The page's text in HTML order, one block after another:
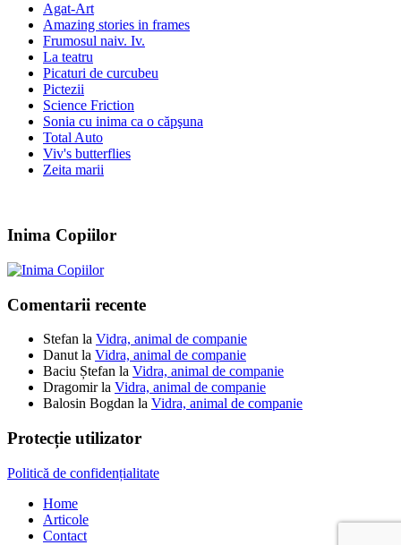
Agat-Art
Amazing stories in frames
Frumosul naiv. Iv.
La teatru
Picaturi de curcubeu
Pictezii
Science Friction
Sonia cu inima ca o căpşuna
Total Auto
Viv's butterflies
Zeita marii
Inima Copiilor
Comentarii recente
Stefan la Vidra, animal de companie
Danut la Vidra, animal de companie
Baciu Ștefan la Vidra, animal de companie
Dragomirla Vidra, animal de companie
Balosin Bogdan la Vidra, animal de companie
Protecție utilizator
Politică de confidențialitate
Home
Articole
Contact